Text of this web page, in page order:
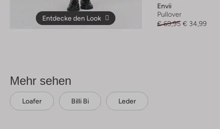
Entdecke den Look
Envii
Pullover
€ 69,95 € 34,99
Mehr sehen
Loafer Billi Bi Leder